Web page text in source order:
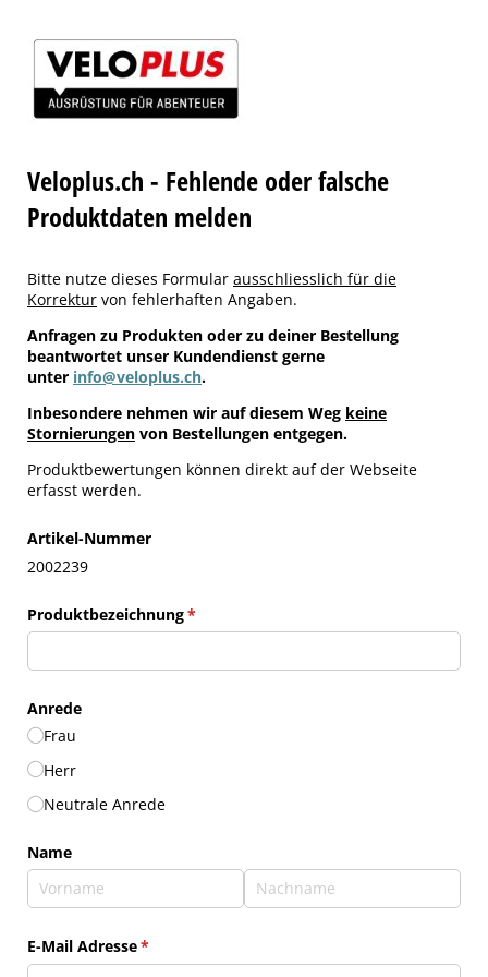
Veloplus.ch - Fehlende oder falsche
Produktdaten melden
Bitte nutze dieses Formular ausschliesslich für die
Korrektur von fehlerhaften Angaben.
Anfragen zu Produkten oder zu deiner Bestellung
beantwortet unser Kundendienst gerne
unter info@veloplus.ch.
Inbesondere nehmen wir auf diesem Weg keine
Stornierungen von Bestellungen entgegen.
Produktbewertungen können direkt auf der Webseite
erfasst werden.
Artikel-Nummer
2002239
Produktbezeichnung*
(erforderlich)
Anrede
Frau
Herr
Neutrale Anrede
Name
E-Mail Adresse*
(erforderlich)